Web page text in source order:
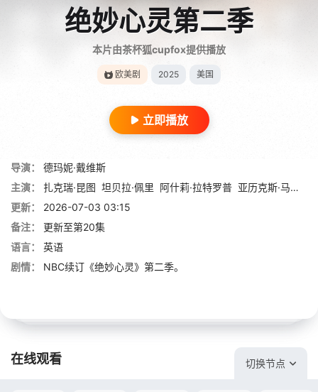
绝妙心灵第二季
本片由茶杯狐cupfox提供播放
欧美剧 2025 美国
立即播放
导演：
德玛妮·戴维斯
主演：
扎克瑞·昆图 坦贝拉·佩里 阿什莉·拉特罗普 亚历克斯·马克尼科尔
更新：
2026-07-03 03:15
备注：
更新至第20集
语言：
英语
剧情：
NBC续订《绝妙心灵》第二季。
在线观看 切换节点